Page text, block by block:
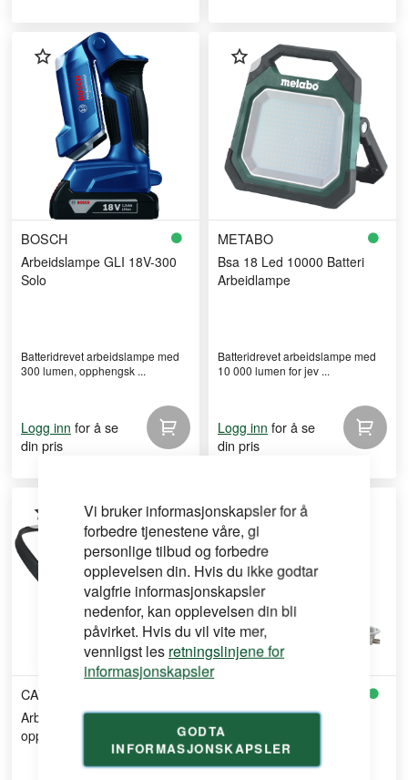
Vi bruker informasjonskapsler for å
forbedre tjenestene våre, gi
personlige tilbud og forbedre
opplevelsen din. Hvis du ikke godtar
valgfrie informasjonskapsler
nedenfor, kan opplevelsen din bli
påvirket. Hvis du vil vite mer,
vennligst les retningslinjene for
informasjonskapsler
GODTA
INFORMASJONSKAPSLER
BOSCH
Arbeidslampe GLI 18V-300
Solo
Batteridrevet arbeidslampe med
300 lumen, opphengsk ...
Logg inn for å se
din pris
METABO
Bsa 18 Led 10000 Batteri
Arbeidlampe
Batteridrevet arbeidslampe med
10 000 lumen for jev ...
Logg inn for å se
din pris
CAT
Arbeidslampe (nakke) 300lm
oppladb
Lyskube 4000L 2x3ah
powerbank